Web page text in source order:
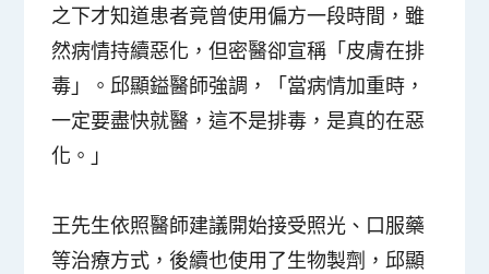
之下才知道患者竟曾使用偏方一段時間，雖
然病情持續惡化，但密醫卻宣稱「皮膚在排
毒」。邱顯鎰醫師強調，「當病情加重時，
一定要盡快就醫，這不是排毒，是真的在惡
化。」
王先生依照醫師建議開始接受照光、口服藥
等治療方式，後續也使用了生物製劑，邱顯